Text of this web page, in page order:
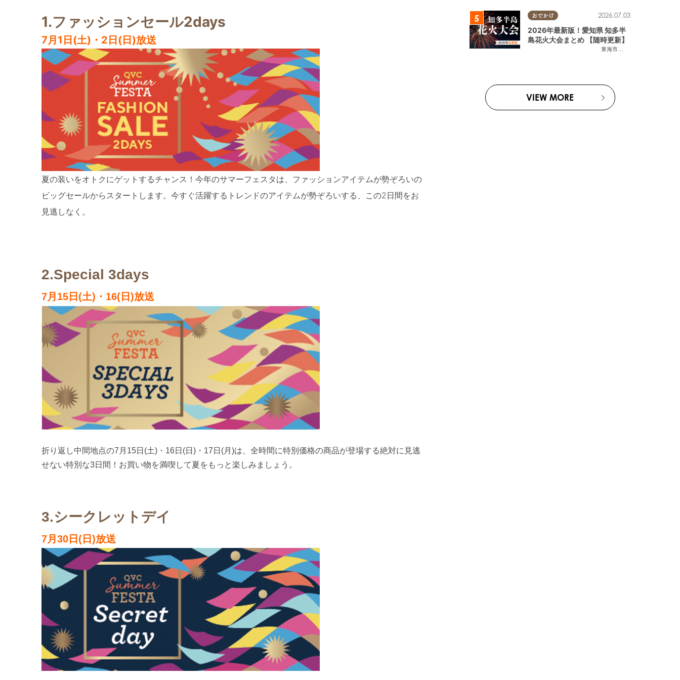
1.ファッションセール2days
7月1日(土)・2日(日)放送
夏の装いをオトクにゲットするチャンス！今年のサマーフェスタは、ファッションアイテムが勢ぞろいの
ビッグセールからスタートします。 今すぐ活躍するトレンドのアイテムが勢ぞろいする、この2日間をお
見逃しなく。
2.Special 3days
7月15日(土)・16(日)放送
折り返し中間地点の7月15日(土)・16日(日)・17日(月)は、全時間に特別価格の商品が登場する絶対に見逃
せない特別な3日間！お買い物を満喫して夏をもっと楽しみましょう。
3.シークレットデイ
7月30日(日)放送
おでかけ
東海市
,大府市
2026.07.03
2026年最新版！愛知県 知多半
島花火大会まとめ 【随時更新】
VIEW MORE